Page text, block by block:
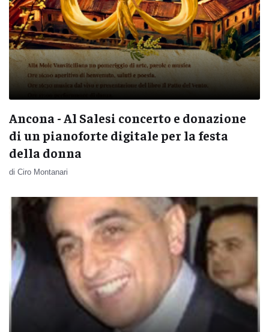
Ancona - Al Salesi concerto e donazione
di un pianoforte digitale per la festa
della donna
di Ciro Montanari